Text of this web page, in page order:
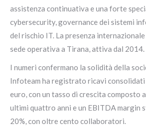
assistenza continuativa e una forte
cybersecurity, governance dei sistemi
del rischio IT. La presenza
sede operativa a Tirana, attiva dal 2014.
I numeri confermano la solidità della
Infoteam ha registrato ricavi consolidati
euro, con un tasso di crescita composto
ultimi quattro anni e un EBITDA margin
20%, con oltre cento collaboratori.